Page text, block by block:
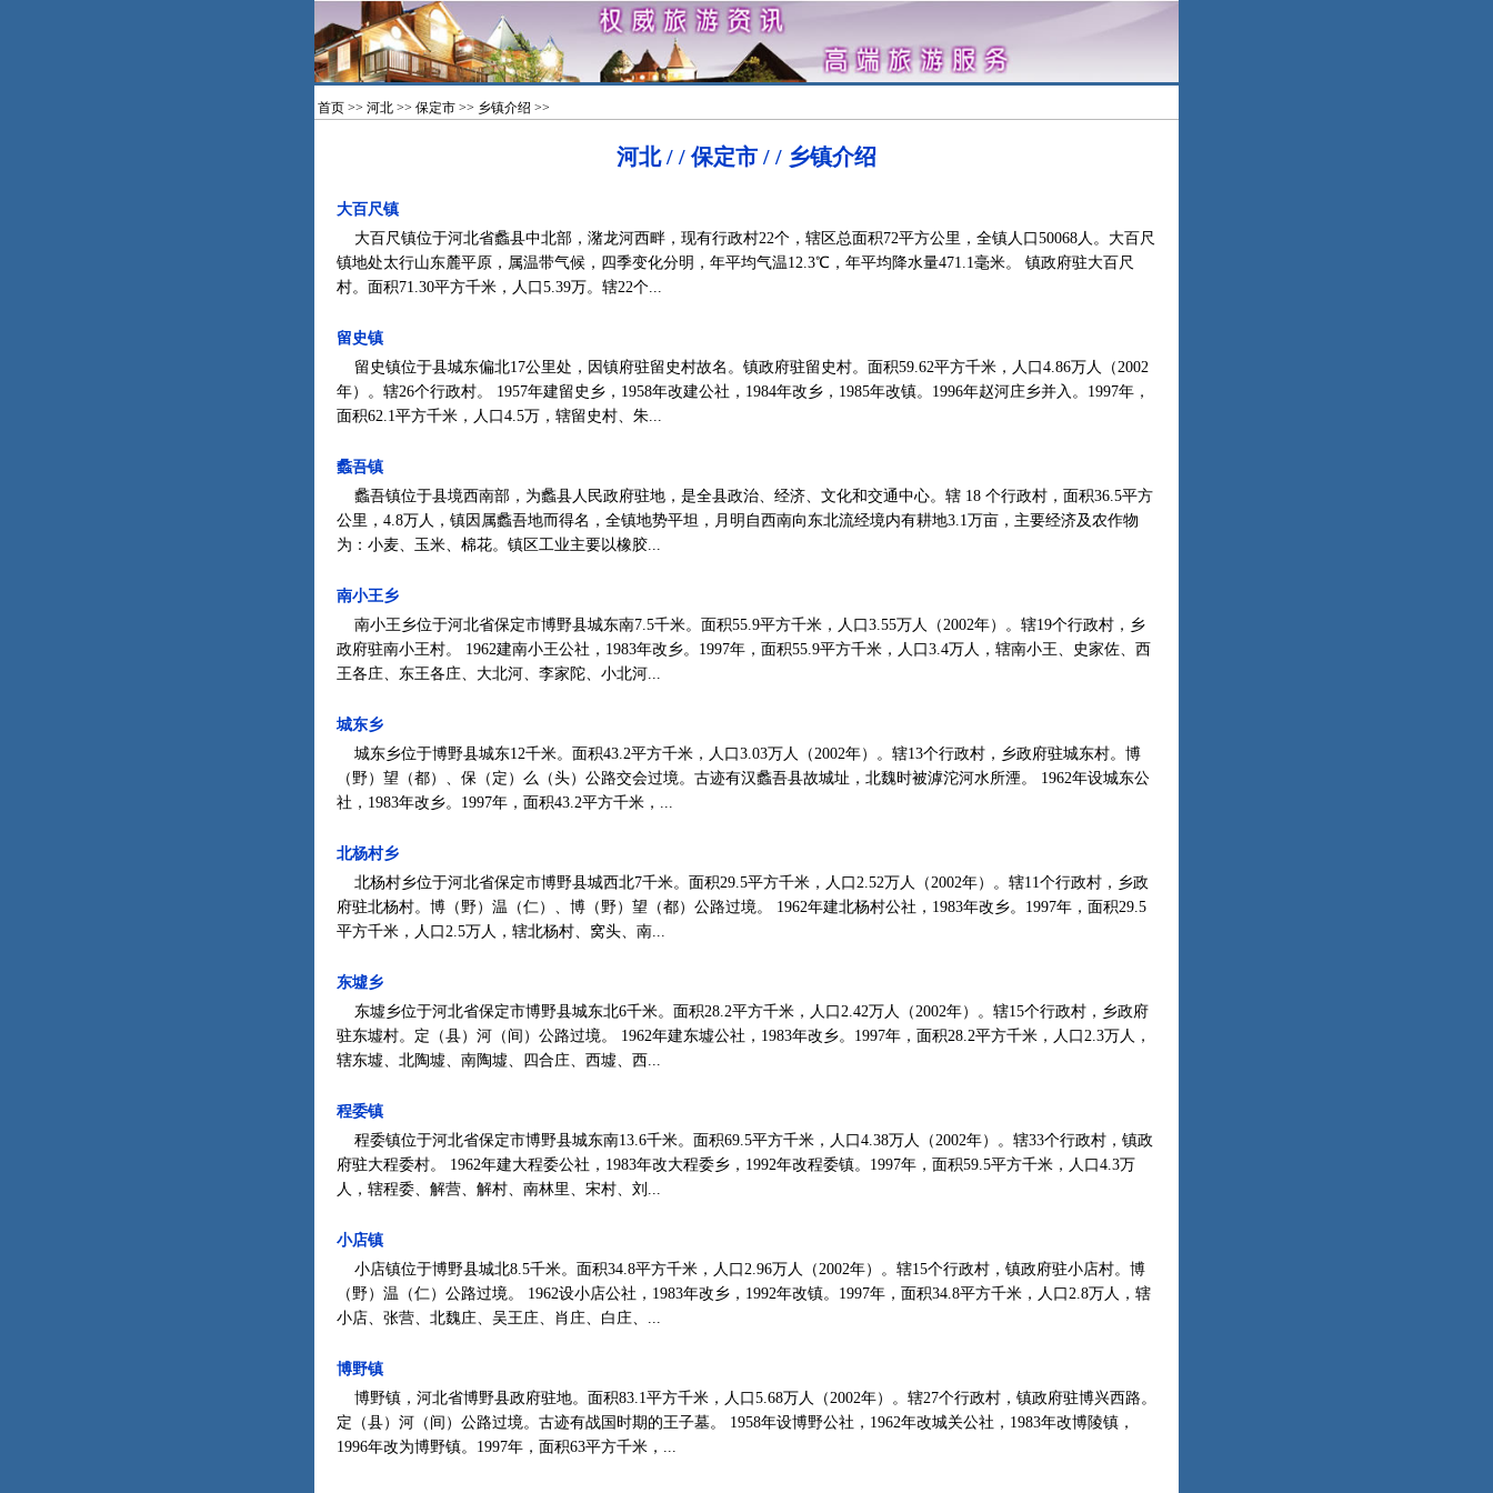
首页 >> 河北 >> 保定市 >> 乡镇介绍 >>
河北 / / 保定市 / / 乡镇介绍
大百尺镇
大百尺镇位于河北省蠡县中北部，潴龙河西畔，现有行政村22个，辖区总面积72平方公里，全镇人口50068人。大百尺
镇地处太行山东麓平原，属温带气候，四季变化分明，年平均气温12.3℃，年平均降水量471.1毫米。 镇政府驻大百尺
村。面积71.30平方千米，人口5.39万。辖22个...
留史镇
留史镇位于县城东偏北17公里处，因镇府驻留史村故名。镇政府驻留史村。面积59.62平方千米，人口4.86万人（2002
年）。辖26个行政村。 1957年建留史乡，1958年改建公社，1984年改乡，1985年改镇。1996年赵河庄乡并入。1997年，
面积62.1平方千米，人口4.5万，辖留史村、朱...
蠡吾镇
蠡吾镇位于县境西南部，为蠡县人民政府驻地，是全县政治、经济、文化和交通中心。辖 18 个行政村，面积36.5平方
公里，4.8万人，镇因属蠡吾地而得名，全镇地势平坦，月明自西南向东北流经境内有耕地3.1万亩，主要经济及农作物
为：小麦、玉米、棉花。镇区工业主要以橡胶...
南小王乡
南小王乡位于河北省保定市博野县城东南7.5千米。面积55.9平方千米，人口3.55万人（2002年）。辖19个行政村，乡
政府驻南小王村。 1962建南小王公社，1983年改乡。1997年，面积55.9平方千米，人口3.4万人，辖南小王、史家佐、西
王各庄、东王各庄、大北河、李家陀、小北河...
城东乡
城东乡位于博野县城东12千米。面积43.2平方千米，人口3.03万人（2002年）。辖13个行政村，乡政府驻城东村。博
（野）望（都）、保（定）么（头）公路交会过境。古迹有汉蠡吾县故城址，北魏时被滹沱河水所湮。 1962年设城东公
社，1983年改乡。1997年，面积43.2平方千米，...
北杨村乡
北杨村乡位于河北省保定市博野县城西北7千米。面积29.5平方千米，人口2.52万人（2002年）。辖11个行政村，乡政
府驻北杨村。博（野）温（仁）、博（野）望（都）公路过境。 1962年建北杨村公社，1983年改乡。1997年，面积29.5
平方千米，人口2.5万人，辖北杨村、窝头、南...
东墟乡
东墟乡位于河北省保定市博野县城东北6千米。面积28.2平方千米，人口2.42万人（2002年）。辖15个行政村，乡政府
驻东墟村。定（县）河（间）公路过境。 1962年建东墟公社，1983年改乡。1997年，面积28.2平方千米，人口2.3万人，
辖东墟、北陶墟、南陶墟、四合庄、西墟、西...
程委镇
程委镇位于河北省保定市博野县城东南13.6千米。面积69.5平方千米，人口4.38万人（2002年）。辖33个行政村，镇政
府驻大程委村。 1962年建大程委公社，1983年改大程委乡，1992年改程委镇。1997年，面积59.5平方千米，人口4.3万
人，辖程委、解营、解村、南林里、宋村、刘...
小店镇
小店镇位于博野县城北8.5千米。面积34.8平方千米，人口2.96万人（2002年）。辖15个行政村，镇政府驻小店村。博
（野）温（仁）公路过境。 1962设小店公社，1983年改乡，1992年改镇。1997年，面积34.8平方千米，人口2.8万人，辖
小店、张营、北魏庄、吴王庄、肖庄、白庄、...
博野镇
博野镇，河北省博野县政府驻地。面积83.1平方千米，人口5.68万人（2002年）。辖27个行政村，镇政府驻博兴西路。
定（县）河（间）公路过境。古迹有战国时期的王子墓。 1958年设博野公社，1962年改城关公社，1983年改博陵镇，
1996年改为博野镇。1997年，面积63平方千米，...